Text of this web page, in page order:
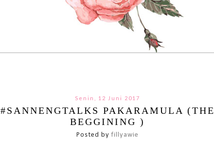
Senin, 12 Juni 2017
#SANNENGTALKS PAKARAMULA (THE
BEGGINING )
Posted byfillyawie